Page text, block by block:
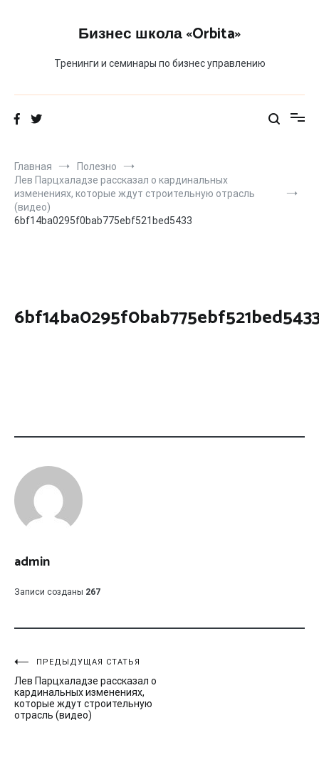
Бизнес школа «Orbita»
Тренинги и семинары по бизнес управлению
Главная
Полезно
Лев Парцхаладзе рассказал о кардинальных
изменениях, которые ждут строительную отрасль
(видео)
6bf14ba0295f0bab775ebf521bed5433
admin
Записи созданы 267
Навигация
по
записям
ПРЕДЫДУЩАЯ СТАТЬЯ
Лев Парцхаладзе рассказал о
кардинальных изменениях,
которые ждут строительную
отрасль (видео)